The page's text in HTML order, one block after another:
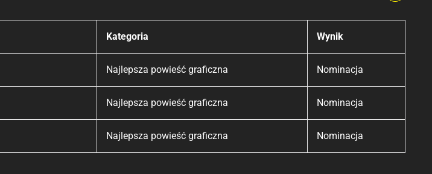
Kategoria Wynik
Najlepsza powieść graficzna Nominacja
Najlepsza powieść graficzna Nominacja
Najlepsza powieść graficzna Nominacja